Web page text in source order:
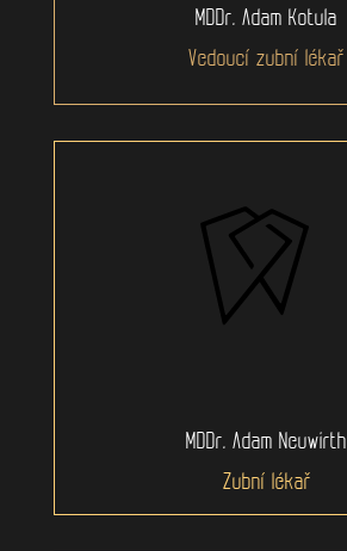
MDDr. Adam Kotula
Vedoucí zubní lékař
MDDr. Adam Neuwirth
Zubní lékař